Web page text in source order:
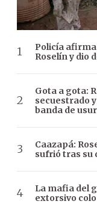
Policía
Roselín y dio
Gota a gota:
secuestrado
banda de
Caazapá:
sufrió tras su
La mafia del
extorsivo